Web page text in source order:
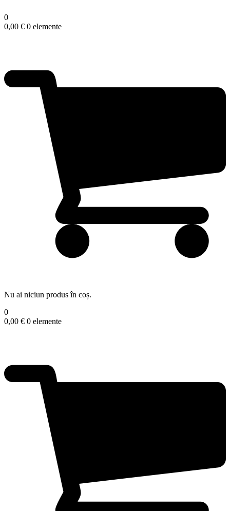
0
0,00 € 0 elemente
Nu ai niciun produs în coș.
0
0,00 € 0 elemente